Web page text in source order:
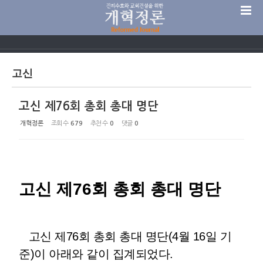
고신
고신 제76회 총회 총대 명단
개혁정론 조회 수 679 추천 수 0 댓글 0
고신 제76회 총회 총대 명단
고신 제76회 총회 총대 명단(4월 16일 기
준)이 아래와 같이 집계되었다.
Sketchbook5, 스케치북5
Sketchbook5, 스케치북5